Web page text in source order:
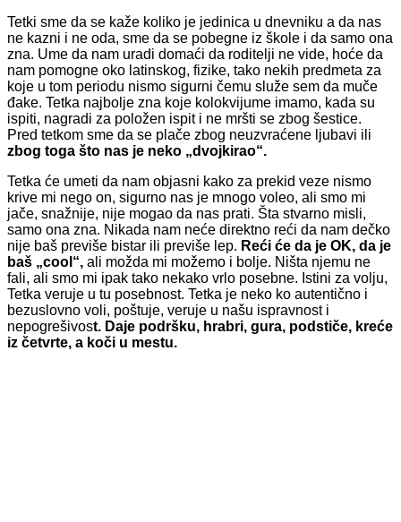
Tetki sme da se kaže koliko je jedinica u dnevniku a da nas
ne kazni i ne oda, sme da se pobegne iz škole i da samo ona
zna. Ume da nam uradi domaći da roditelji ne vide, hoće da
nam pomogne oko latinskog, fizike, tako nekih predmeta za
koje u tom periodu nismo sigurni čemu služe sem da muče
đake. Tetka najbolje zna koje kolokvijume imamo, kada su
ispiti, nagradi za položen ispit i ne mršti se zbog šestice.
Pred tetkom sme da se plače zbog neuzvraćene ljubavi ili
zbog toga što nas je neko „dvojkirao“.
Tetka će umeti da nam objasni kako za prekid veze nismo
krive mi nego on, sigurno nas je mnogo voleo, ali smo mi
jače, snažnije, nije mogao da nas prati. Šta stvarno misli,
samo ona zna. Nikada nam neće direktno reći da nam dečko
nije baš previše bistar ili previše lep. Reći će da je OK, da je
baš „cool“, ali možda mi možemo i bolje. Ništa njemu ne
fali, ali smo mi ipak tako nekako vrlo posebne. Istini za volju,
Tetka veruje u tu posebnost. Tetka je neko ko autentično i
bezuslovno voli, poštuje, veruje u našu ispravnost i
nepogrešivost. Daje podršku, hrabri, gura, podstiče, kreće
iz četvrte, a koči u mestu.